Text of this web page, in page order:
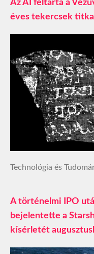
Az AI feltárta a
éves tekercsek
Technológia és
A történelmi IPO
bejelentette a
kísérletét